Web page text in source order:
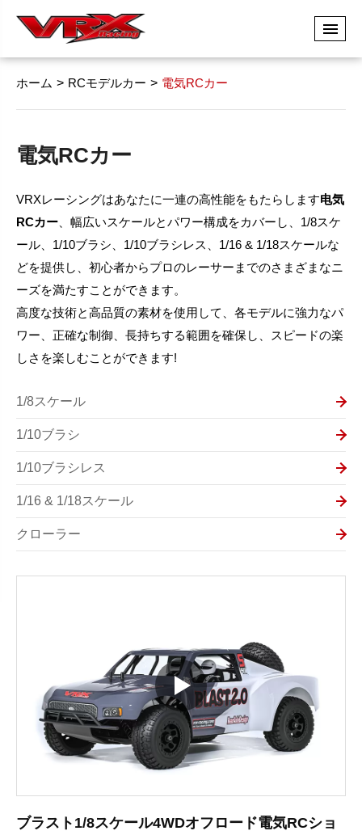
ホーム RCモデルカー 電気RCカー
電気RCカー
VRXレーシングはあなたに一連の高性能をもたらします电気
RCカー 、幅広いスケールとパワー構成をカバーし、1/8スケ
ール、1/10ブラシ、1/10ブラシレス、1/16 & 1/18スケールな
どを提供し、初心者からプロのレーサーまでのさまざまなニ
ーズを満たすことができます。
高度な技術と高品質の素材を使用して、各モデルに強力なパ
ワー、正確な制御、長持ちする範囲を確保し、スピードの楽
しさを楽しむことができます!
1/8スケール
1/10ブラシ
1/10ブラシレス
1/16 & 1/18スケール
クローラー
ブラスト1/8スケール4WDオフロード電気RCショ